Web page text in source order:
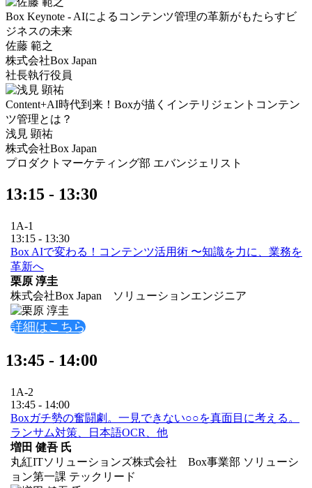
Box Keynote - AIによるコンテンツ管理の革新がもたらすビ
ジネスの未来
佐藤 範之
株式会社Box Japan
社長執行役員
Content+AI時代到来！Boxが描くインテリジェントコンテン
ツ管理とは？
浅見 顕祐
株式会社Box Japan
プロダクトマーケティング部 エバンジェリスト
13:15 - 13:30
1A-1
13:15 - 13:30
Box AIで変わる！コンテンツ活用術 〜知識を力に、業務を
革新へ
栗原 淳圭
株式会社Box Japan ソリューションエンジニア
詳細はこちら
13:45 - 14:00
1A-2
13:45 - 14:00
Boxガチ勢の奮闘劇。一見できない○○を真面目に考える。
ランサム対策、日本語OCR、他
増田 健吾 氏
丸紅ITソリューションズ株式会社 Box事業部 ソリューシ
ョン第一課 テックリード